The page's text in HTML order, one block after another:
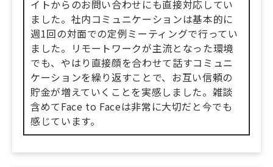
イトからのお問い合わせにも直接対応してい
ました。社内コミュニケーションは基本的に
週1回の対面での定例ミーティングで行ってい
ました。リモートワークが主流となった環境
でも、やはり直接顔を合わせて話すコミュニ
ケーションを繰り返すことで、お互い信頼の
貯金が増えていくことを実感しました。雑談
含めてFace to Faceは非常に大切だと今でも
感じています。